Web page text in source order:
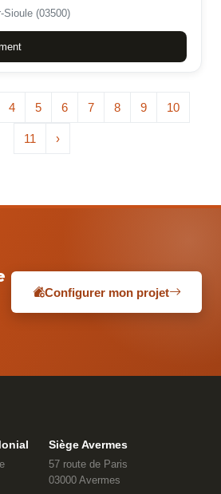
Sioule (03500)
4 5 6 7 8 9 10
11 ›
Configurer mon projet
Siège Avermes
57 route de Paris
03000 Avermes